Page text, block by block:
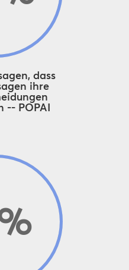
dass
ihre
-- POPAI